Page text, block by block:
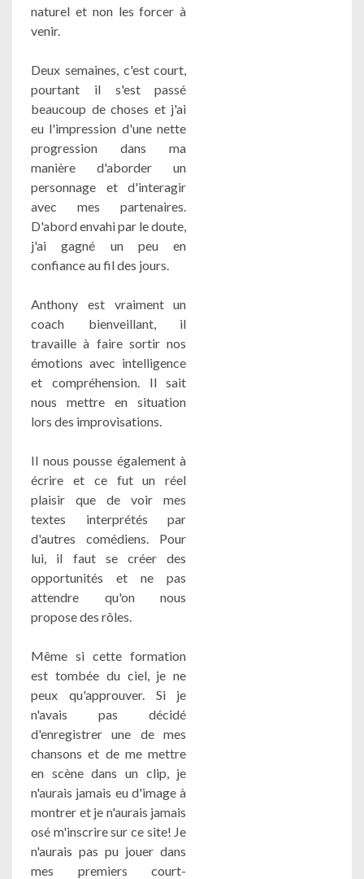
naturel et non les forcer à
venir.
Deux semaines, c'est court,
pourtant il s'est passé
beaucoup de choses et j'ai
eu l'impression d'une nette
progression dans ma
manière d'aborder un
personnage et d'interagir
avec mes partenaires.
D'abord envahi par le doute,
j'ai gagné un peu en
confiance au fil des jours.
Anthony est vraiment un
coach bienveillant, il
travaille à faire sortir nos
émotions avec intelligence
et compréhension. Il sait
nous mettre en situation
lors des improvisations.
Il nous pousse également à
écrire et ce fut un réel
plaisir que de voir mes
textes interprétés par
d'autres comédiens. Pour
lui, il faut se créer des
opportunités et ne pas
attendre qu'on nous
propose des rôles.
Même si cette formation
est tombée du ciel, je ne
peux qu'approuver. Si je
n'avais pas décidé
d'enregistrer une de mes
chansons et de me mettre
en scène dans un clip, je
n'aurais jamais eu d'image à
montrer et je n'aurais jamais
osé m'inscrire sur ce site! Je
n'aurais pas pu jouer dans
mes premiers court-